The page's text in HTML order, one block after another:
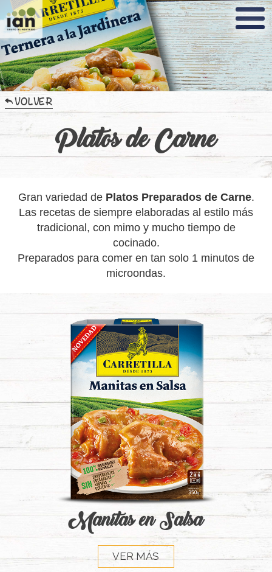
Nota:
este
sitio
web
incluye
un
sistema
de
accesibilidad.
VOLVER
Platos de Carne
Gran variedad de Platos Preparados de Carne.
Las recetas de siempre elaboradas al estilo más
tradicional, con mimo y mucho tiempo de
cocinado.
Preparados para comer en tan solo 1 minutos de
microondas.
Manitas en Salsa
VER MÁS